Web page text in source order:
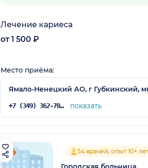
Лечение кариеса
от 1 500 ₽
Место приёма:
Ямало-Ненецкий АО, г Губкинский,
+7 (349) 362-70-03 показать
54 врачей, опыт 10+